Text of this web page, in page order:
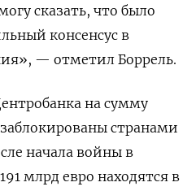
сказать, что было
консенсус в
— отметил Боррель.
на сумму
странами
начала войны в
млрд евро находятся в